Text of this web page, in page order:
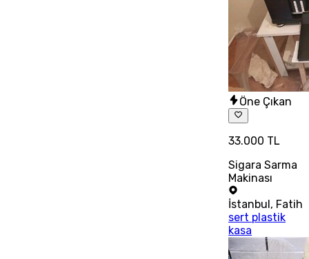
Öne Çıkan
33.000 TL
Sigara Sarma
Makinası
İstanbul, Fatih
sert plastik
kasa